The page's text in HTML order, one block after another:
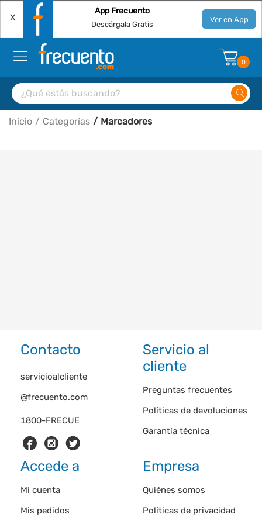
X
App Frecuento
Descárgala Gratis Ver en App
0
Inicio Categorías Marcadores
Contacto
1800-FRECUE
servicioalcliente
@frecuento.com
Servicio al
cliente
Preguntas frecuentes
Políticas de devoluciones
Garantía técnica
Accede a
Mi cuenta
Mis pedidos
Empresa
Quiénes somos
Políticas de privacidad